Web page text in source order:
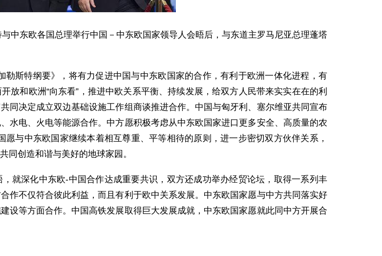
东欧各国总理举行中国－中东欧国家领导人会晤后，与东道主罗马尼亚总理蓬塔
斯特纲要》，将有力促进中国与中东欧国家的合作，有利于欧洲一体化进程，有
放和欧洲“向东看”，推进中欧关系平衡、持续发展，给双方人民带来实实在在的利
同决定成立双边基础设施工作组商谈推进合作。中国与匈牙利、塞尔维亚共同宣布
水电、火电等能源合作。中方愿积极考虑从中东欧国家进口更多安全、高质量的农
与中东欧国家继续本着相互尊重、平等相待的原则，进一步密切双方伙伴关系，
同创造和谐与美好的地球家园。
深化中东欧-中国合作达成重要共识，双方还成功举办经贸论坛，取得一系列丰
作不仅符合彼此利益，而且有利于欧中关系发展。中东欧国家愿与中方共同落实好
设等方面合作。中国高铁发展取得巨大发展成就，中东欧国家愿就此同中方开展合